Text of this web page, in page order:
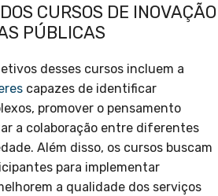
CURSOS DE INOVAÇÃO
PÚBLICAS
desses cursos incluem a
capazes de identificar
promover o pensamento
a colaboração entre diferentes
Além disso, os cursos buscam
para implementar
a qualidade dos serviços